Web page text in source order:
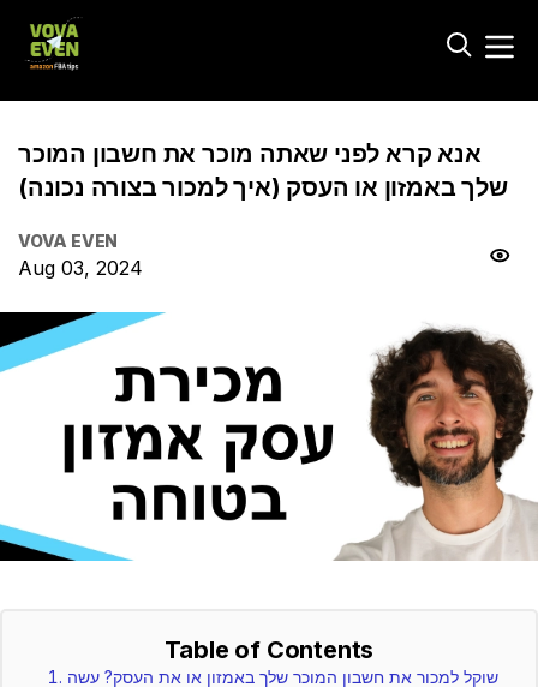
אנא קרא לפני שאתה מוכר את חשבון המוכר
שלך באמזון או העסק (איך למכור בצורה נכונה)
VOVA EVEN
Aug 03, 2024
Table of Contents
שוקל למכור את חשבון המוכר שלך באמזון או את העסק? עשה